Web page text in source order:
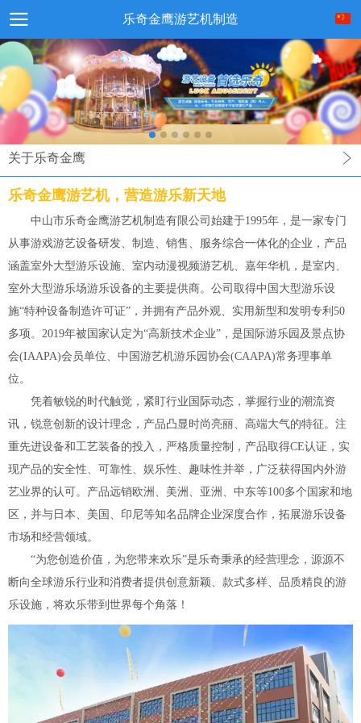
乐奇金鹰游艺机制造
关于乐奇金鹰
乐奇金鹰游艺机，营造游乐新天地
中山市乐奇金鹰游艺机制造有限公司始建于1995年，是一家专门
从事游戏游艺设备研发、制造、销售、服务综合一体化的企业，产品
涵盖室外大型游乐设施、室内动漫视频游艺机、嘉年华机，是室内、
室外大型游乐场游乐设备的主要提供商。公司取得中国大型游乐设
施“特种设备制造许可证”，并拥有产品外观、实用新型和发明专利50
多项。2019年被国家认定为“高新技术企业”，是国际游乐园及景点协
会(IAAPA)会员单位、中国游艺机游乐园协会(CAAPA)常务理事单
位。
凭着敏锐的时代触觉，紧盯行业国际动态，掌握行业的潮流资
讯，锐意创新的设计理念，产品凸显时尚亮丽、高端大气的特征。注
重先进设备和工艺装备的投入，严格质量控制，产品取得CE认证，实
现产品的安全性、可靠性、娱乐性、趣味性并举，广泛获得国内外游
艺业界的认可。产品远销欧洲、美洲、亚洲、中东等100多个国家和地
区，并与日本、美国、印尼等知名品牌企业深度合作，拓展游乐设备
市场和经营领域。
“为您创造价值，为您带来欢乐”是乐奇秉承的经营理念，源源不
断向全球游乐行业和消费者提供创意新颖、款式多样、品质精良的游
乐设施，将欢乐带到世界每个角落！